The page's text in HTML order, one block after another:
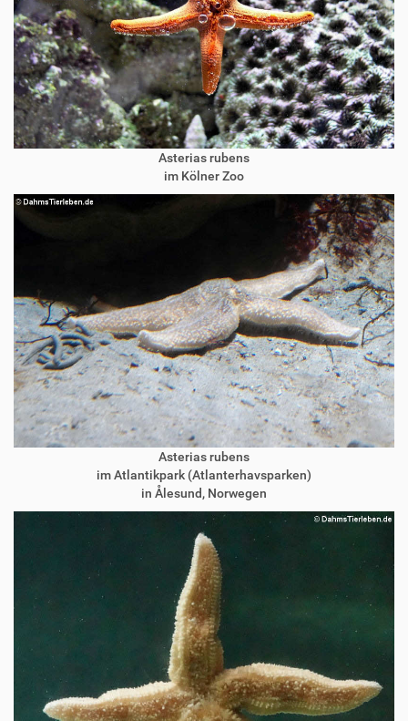
Asterias rubens
im Kölner Zoo
Asterias rubens
im Atlantikpark (Atlanterhavsparken)
in Ålesund, Norwegen